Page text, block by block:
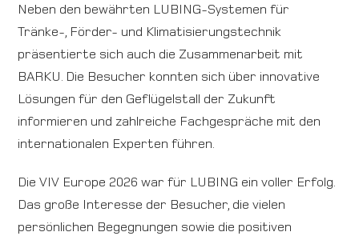
Neben den bewährten LUBING-Systemen für
Tränke-, Förder- und Klimatisierungstechnik
präsentierte sich auch die Zusammenarbeit mit
BARKU. Die Besucher konnten sich über innovative
Lösungen für den Geflügelstall der Zukunft
informieren und zahlreiche Fachgespräche mit den
internationalen Experten führen.
Die VIV Europe 2026 war für LUBING ein voller Erfolg.
Das große Interesse der Besucher, die vielen
persönlichen Begegnungen sowie die positiven